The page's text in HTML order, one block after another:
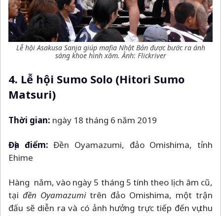
Lễ hộiAsakusa Sanja giúp mafia Nhật Bản được bước ra ánh
sáng khoe hình xăm. Ảnh: Flickriver
4. Lễ hội Sumo Solo (Hitori Sumo
Matsuri)
Thời gian: ngày 18 tháng 6 năm 2019
Địa điểm: Đền Oyamazumi, đảo Omishima, tỉnh
Ehime
Hàng năm, vào ngày 5 tháng 5 tính theo lịch âm cũ,
tại đền Oyamazumitrên đảo Omishima, một trận
đấu sẽ diễn ra và có ảnh hưởng trực tiếp đến vụ thu